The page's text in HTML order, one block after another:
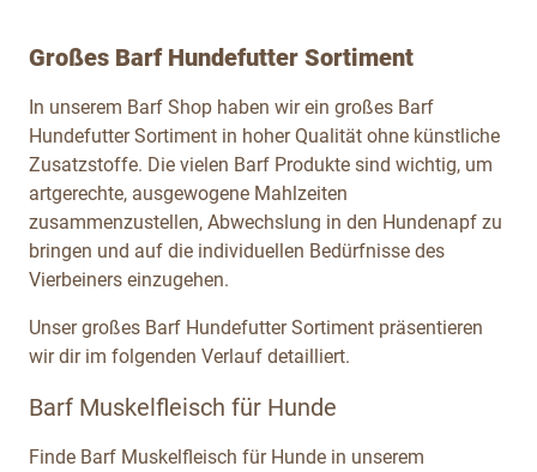
Großes Barf Hundefutter Sortiment
In unserem Barf Shop haben wir ein großes Barf
Hundefutter Sortiment in hoher Qualität ohne künstliche
Zusatzstoffe. Die vielen Barf Produkte sind wichtig, um
artgerechte, ausgewogene Mahlzeiten
zusammenzustellen, Abwechslung in den Hundenapf zu
bringen und auf die individuellen Bedürfnisse des
Vierbeiners einzugehen.
Unser großes Barf Hundefutter Sortiment präsentieren
wir dir im folgenden Verlauf detailliert.
Barf Muskelfleisch für Hunde
Finde Barf Muskelfleisch für Hunde in unserem